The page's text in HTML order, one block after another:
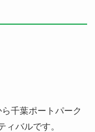
千葉ポートパーク
ィバルです。